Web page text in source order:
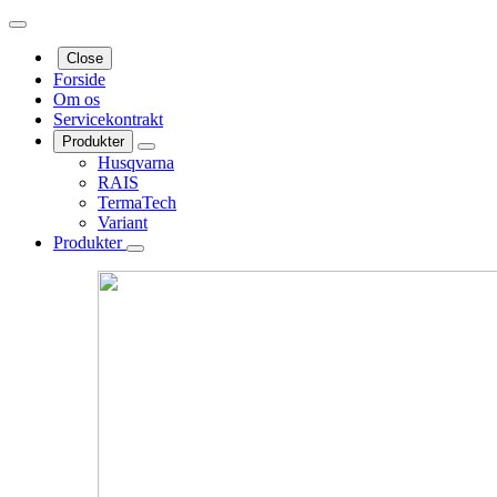
Close
Forside
Om os
Servicekontrakt
Produkter
Husqvarna
RAIS
TermaTech
Variant
Produkter